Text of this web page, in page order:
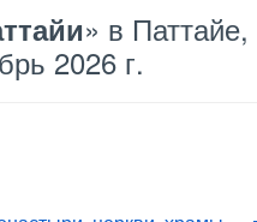
» в
2026 г.